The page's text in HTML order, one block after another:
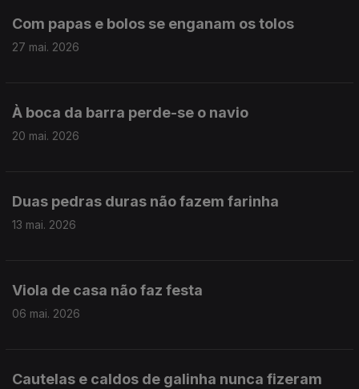
Com papas e bolos se enganam os tolos
27 mai. 2026
À boca da barra perde-se o navio
20 mai. 2026
Duas pedras duras não fazem farinha
13 mai. 2026
Viola de casa não faz festa
06 mai. 2026
Cautelas e caldos de galinha nunca fizeram